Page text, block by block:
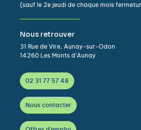
(sauf le 2e jeudi de chaque mois
Nous retrouver
31 Rue de Vire, Aunay-sur-Odon
14260 Les Monts d’Aunay
02 31 77 57 48
Nous contacter